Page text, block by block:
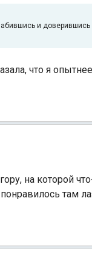
и
что я
на которой
там